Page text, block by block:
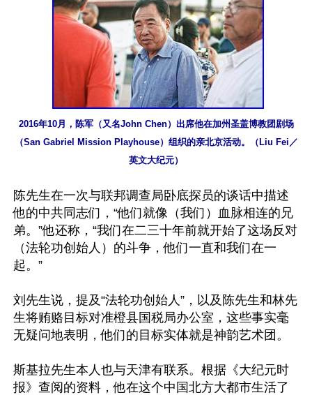
2016年10月，陈军（又名John Chen）出席他在加州圣盖博教团剧场
（San Gabriel Mission Playhouse）组织的亲北京活动。（Liu Fei／
英文大纪元）
陈先生在一次与联邦调查局卧底探员的谈话中描述
他的中共同志们，“他们就像（我们）血脉相连的兄
弟。”他还称，“我们在二三十年前就开始了这场反对
（法轮功创始人）的斗争，他们一直和我们在一
起。”
刘先生说，提及“法轮功创始人”，以及陈先生和林先
生将贿赂目标对准橙县国税局办公室，这些事实毫
无疑问地表明，他们的目标实体就是神韵艺术团。
斯基拉先生本人也与天津有联系。根据《大纪元时
报》查阅的资料，他在这个中国北方大都市生活了